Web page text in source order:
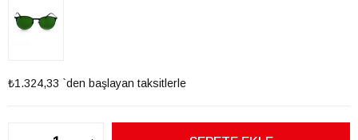
₺1.324,33 `den başlayan taksitlerle